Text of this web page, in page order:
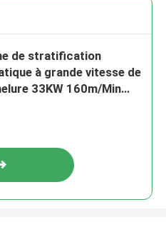
de stratification
à grande vitesse de
33KW 160m/Min